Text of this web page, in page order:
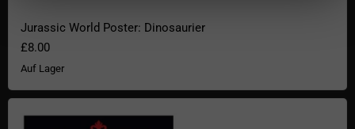
Jurassic World Poster: Dinosaurier
£8.00
Auf Lager
Dungeons & Dragons Poster